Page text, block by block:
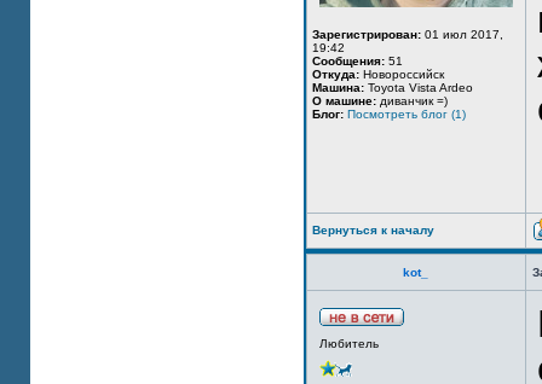
Зарегистрирован: 01 июл 2017,
19:42
Сообщения: 51
Откуда: Новороссийск
Машина: Toyota Vista Ardeo
О машине: диванчик =)
Блог: Посмотреть блог (1)
Вернуться к началу
kot_
Любитель